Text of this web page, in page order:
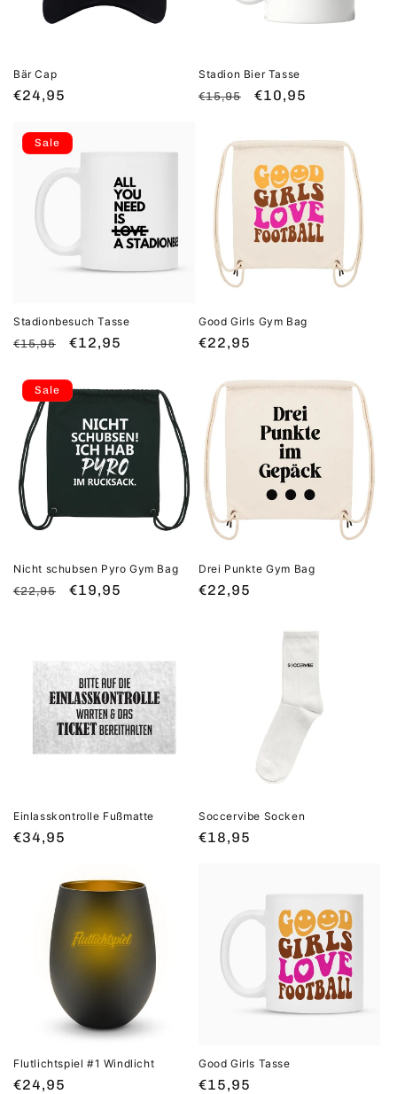
:
Bär Cap
Normaler
€24,95
Stadion Bier Tasse
Normaler
€15,95 Verkaufspreis
€10,95
Sale
Stadionbesuch Tasse
Normaler
€15,95 Verkaufspreis
€12,95
Good Girls Gym Bag
Normaler
€22,95
Sale
Nicht schubsen Pyro Gym Bag
Normaler
€22,95 Verkaufspreis
€19,95
Drei Punkte Gym Bag
Normaler
€22,95
Einlasskontrolle Fußmatte
Normaler
€34,95
Soccervibe Socken
Normaler
€18,95
Flutlichtspiel #1 Windlicht
Normaler
€24,95
Good Girls Tasse
Normaler
€15,95